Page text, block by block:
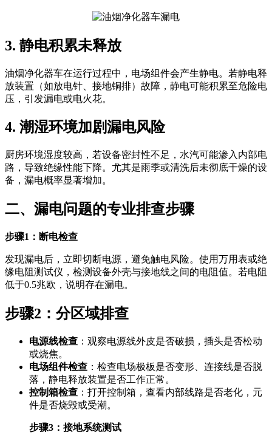
3. 静电积累未释放
油烟净化器车在运行过程中，电场组件会产生静电。若静电释
放装置（如放电针、接地铜排）故障，静电可能积累至危险电
压，引发漏电或电火花。
4. 潮湿环境加剧漏电风险
厨房环境湿度较高，若设备密封性不足，水汽可能渗入内部电
路，导致绝缘性能下降。尤其是雨季或清洗后未彻底干燥的设
备，漏电概率显著增加。
二、漏电问题的专业排查步骤
步骤1：断电检查
发现漏电后，立即切断电源，避免触电风险。使用万用表或绝
缘电阻测试仪，检测设备外壳与接地线之间的电阻值。若电阻
低于0.5兆欧，说明存在漏电。
步骤2：分区域排查
电源线检查 ：观察电源线外皮是否破损，插头是否松动
或烧焦。
电场组件检查 ：检查电场极板是否变形、连接线是否脱
落，静电释放装置是否工作正常。
控制箱检查 ：打开控制箱，查看内部线路是否老化，元
件是否烧毁或受潮。
步骤3：接地系统测试